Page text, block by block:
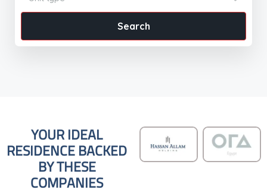
Search
YOUR IDEAL
RESIDENCE BACKED
BY THESE
COMPANIES